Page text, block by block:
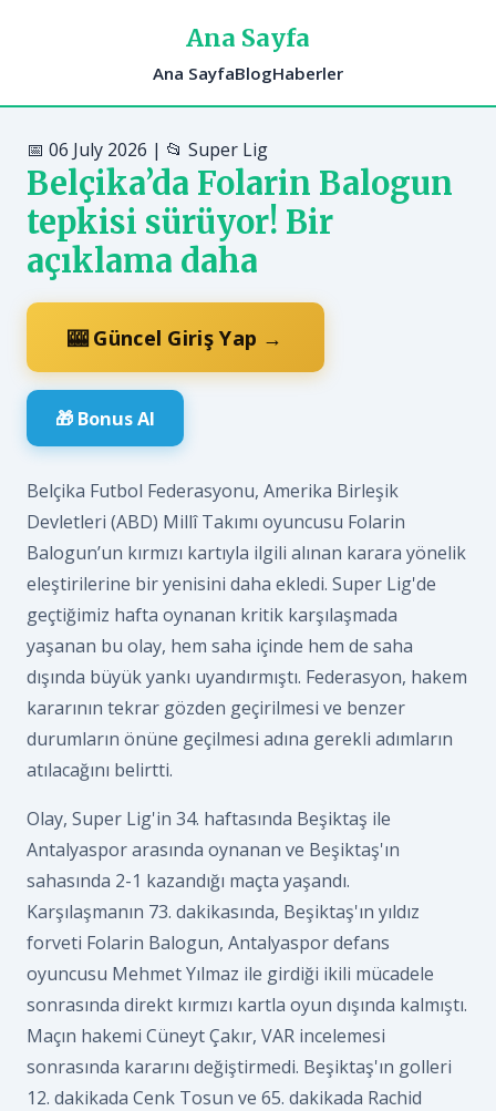
Ana Sayfa
Ana SayfaBlogHaberler
📅 06 July 2026 | 📂 Super Lig
Belçika’da Folarin Balogun
tepkisi sürüyor! Bir
açıklama daha
🎰 Güncel Giriş Yap →
🎁 Bonus Al
Belçika Futbol Federasyonu, Amerika Birleşik
Devletleri (ABD) Millî Takımı oyuncusu Folarin
Balogun’un kırmızı kartıyla ilgili alınan karara yönelik
eleştirilerine bir yenisini daha ekledi. Super Lig'de
geçtiğimiz hafta oynanan kritik karşılaşmada
yaşanan bu olay, hem saha içinde hem de saha
dışında büyük yankı uyandırmıştı. Federasyon, hakem
kararının tekrar gözden geçirilmesi ve benzer
durumların önüne geçilmesi adına gerekli adımların
atılacağını belirtti.
Olay, Super Lig'in 34. haftasında Beşiktaş ile
Antalyaspor arasında oynanan ve Beşiktaş'ın
sahasında 2-1 kazandığı maçta yaşandı.
Karşılaşmanın 73. dakikasında, Beşiktaş'ın yıldız
forveti Folarin Balogun, Antalyaspor defans
oyuncusu Mehmet Yılmaz ile girdiği ikili mücadele
sonrasında direkt kırmızı kartla oyun dışında kalmıştı.
Maçın hakemi Cüneyt Çakır, VAR incelemesi
sonrasında kararını değiştirmedi. Beşiktaş'ın golleri
12. dakikada Cenk Tosun ve 65. dakikada Rachid